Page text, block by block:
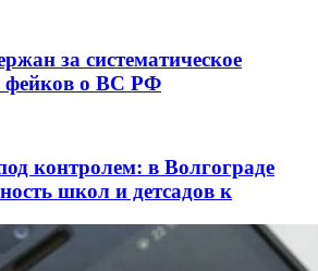
за систематическое
фейков о ВС РФ
контролем: в Волгограде
школ и детсадов к